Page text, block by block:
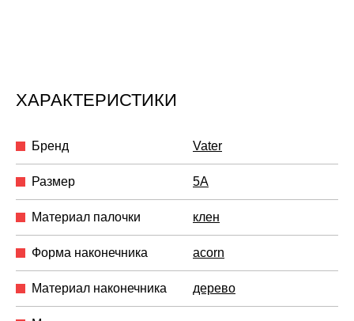
ХАРАКТЕРИСТИКИ
Бренд Vater
Размер 5A
Материал палочки клен
Форма наконечника acorn
Материал наконечника дерево